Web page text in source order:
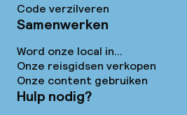
Code verzilveren
Samenwerken
Word onze local in...
Onze reisgidsen verkopen
Onze content gebruiken
Hulp nodig?